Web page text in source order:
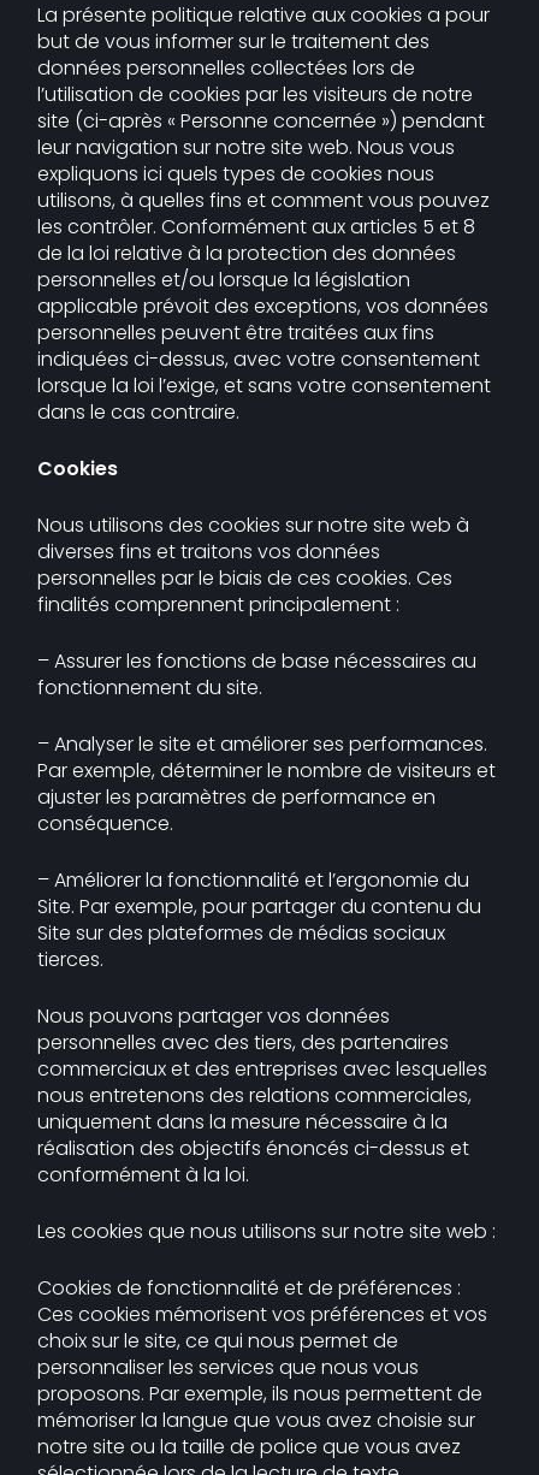
La présente politique relative aux cookies a pour
but de vous informer sur le traitement des
données personnelles collectées lors de
l’utilisation de cookies par les visiteurs de notre
site (ci-après « Personne concernée ») pendant
leur navigation sur notre site web. Nous vous
expliquons ici quels types de cookies nous
utilisons, à quelles fins et comment vous pouvez
les contrôler. Conformément aux articles 5 et 8
de la loi relative à la protection des données
personnelles et/ou lorsque la législation
applicable prévoit des exceptions, vos données
personnelles peuvent être traitées aux fins
indiquées ci-dessus, avec votre consentement
lorsque la loi l’exige, et sans votre consentement
dans le cas contraire.
Cookies
Nous utilisons des cookies sur notre site web à
diverses fins et traitons vos données
personnelles par le biais de ces cookies. Ces
finalités comprennent principalement :
– Assurer les fonctions de base nécessaires au
fonctionnement du site.
– Analyser le site et améliorer ses performances.
Par exemple, déterminer le nombre de visiteurs et
ajuster les paramètres de performance en
conséquence.
– Améliorer la fonctionnalité et l’ergonomie du
Site. Par exemple, pour partager du contenu du
Site sur des plateformes de médias sociaux
tierces.
Nous pouvons partager vos données
personnelles avec des tiers, des partenaires
commerciaux et des entreprises avec lesquelles
nous entretenons des relations commerciales,
uniquement dans la mesure nécessaire à la
réalisation des objectifs énoncés ci-dessus et
conformément à la loi.
Les cookies que nous utilisons sur notre site web :
Cookies de fonctionnalité et de préférences :
Ces cookies mémorisent vos préférences et vos
choix sur le site, ce qui nous permet de
personnaliser les services que nous vous
proposons. Par exemple, ils nous permettent de
mémoriser la langue que vous avez choisie sur
notre site ou la taille de police que vous avez